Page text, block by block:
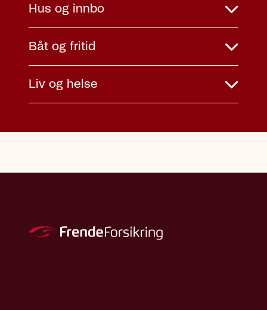
Hus og innbo
Båt og fritid
Liv og helse